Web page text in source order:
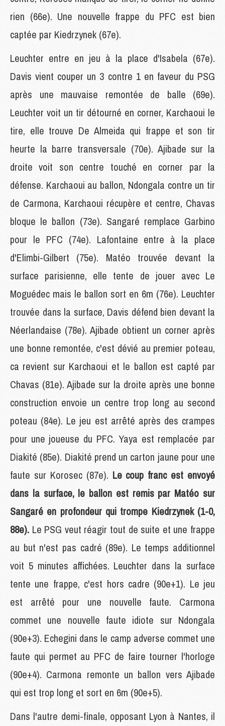
rien (66e). Une nouvelle frappe du PFC est bien
captée par Kiedrzynek (67e).
Leuchter entre en jeu à la place d'Isabela (67e).
Davis vient couper un 3 contre 1 en faveur du PSG
après une mauvaise remontée de balle (69e).
Leuchter voit un tir détourné en corner, Karchaoui le
tire, elle trouve De Almeida qui frappe et son tir
heurte la barre transversale (70e). Ajibade sur la
droite voit son centre touché en corner par la
défense. Karchaoui au ballon, Ndongala contre un tir
de Carmona, Karchaoui récupère et centre, Chavas
bloque le ballon (73e). Sangaré remplace Garbino
pour le PFC (74e). Lafontaine entre à la place
d'Elimbi-Gilbert (75e). Matéo trouvée devant la
surface parisienne, elle tente de jouer avec Le
Moguédec mais le ballon sort en 6m (76e). Leuchter
trouvée dans la surface, Davis défend bien devant la
Néerlandaise (78e). Ajibade obtient un corner après
une bonne remontée, c'est dévié au premier poteau,
ca revient sur Karchaoui et le ballon est capté par
Chavas (81e). Ajibade sur la droite après une bonne
construction envoie un centre trop long au second
poteau (84e). Le jeu est arrêté après des crampes
pour une joueuse du PFC. Yaya est remplacée par
Diakité (85e). Diakité prend un carton jaune pour une
faute sur Korosec (87e). Le coup franc est envoyé
dans la surface, le ballon est remis par Matéo sur
Sangaré en profondeur qui trompe Kiedrzynek (1-0,
88e). Le PSG veut réagir tout de suite et une frappe
au but n'est pas cadré (89e). Le temps additionnel
voit 5 minutes affichées. Leuchter dans la surface
tente une frappe, c'est hors cadre (90e+1). Le jeu
est arrêté pour une nouvelle faute. Carmona
commet une nouvelle faute idiote sur Ndongala
(90e+3). Echegini dans le camp adverse commet une
faute qui permet au PFC de faire tourner l'horloge
(90e+4). Carmona remonte un ballon vers Ajibade
qui est trop long et sort en 6m (90e+5).
Dans l'autre demi-finale, opposant Lyon à Nantes, il